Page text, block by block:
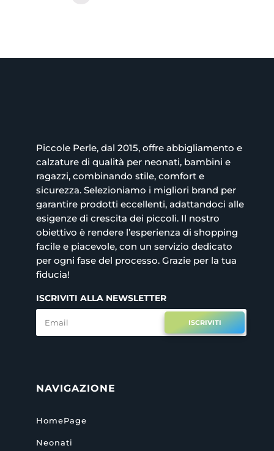
Piccole Perle, dal 2015, offre abbigliamento e
calzature di qualità per neonati, bambini e
ragazzi, combinando stile, comfort e
sicurezza. Selezioniamo i migliori brand per
garantire prodotti eccellenti, adattandoci alle
esigenze di crescita dei piccoli. Il nostro
obiettivo è rendere l’esperienza di shopping
facile e piacevole, con un servizio dedicato
per ogni fase del processo. Grazie per la tua
fiducia!
ISCRIVITI ALLA NEWSLETTER
ISCRIVITI
NAVIGAZIONE
HomePage
Neonati